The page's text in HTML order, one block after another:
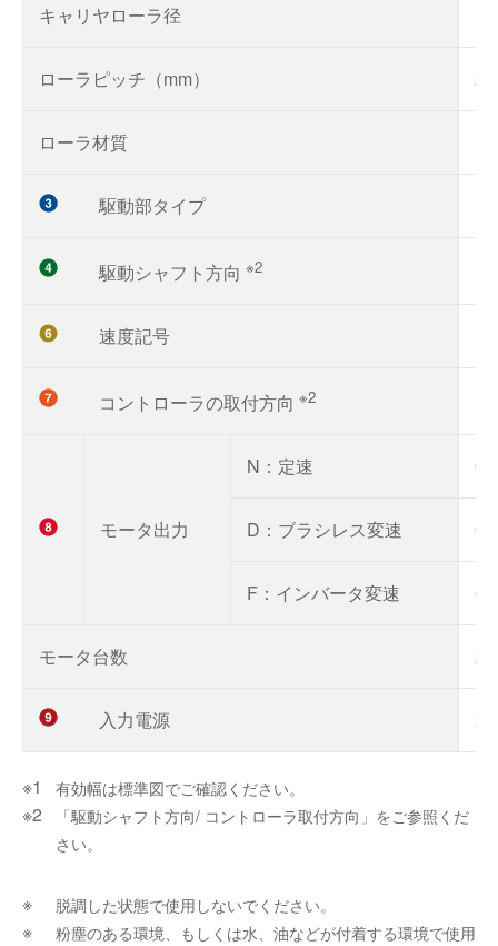
キャリヤローラ径
ローラピッチ（mm） 20
ローラ材質
駆動部タイプ
駆動シャフト方向 ※2
速度記号
コントローラの取付方向 ※2
モータ出力
N：定速
D：ブラシレス変速
F：インバータ変速
モータ台数 2
入力電源 X
有効幅は標準図でご確認ください。
「駆動シャフト方向/ コントローラ取付方向」をご参照くだ
さい。
脱調した状態で使用しないでください。
粉塵のある環境、もしくは水、油などが付着する環境で使用